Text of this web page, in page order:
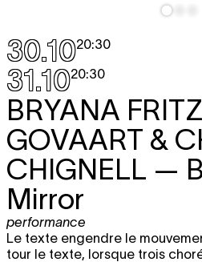
30.1020:30
31.1020:30
BRYANA
GOVAART &
CHIGNELL —
Mirror
performance
Le texte engendre le
tour le texte, lorsque trois